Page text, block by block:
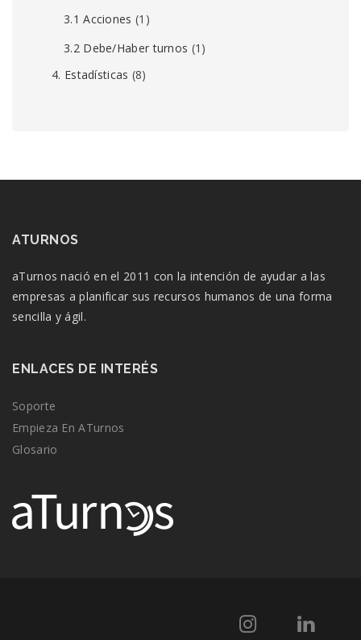
3.1 Acciones (1)
3.2 Debe/Haber turnos (1)
4. Estadísticas (8)
ATURNOS
aTurnos nació en el 2011 con la intención de ayudar a las
empresas a planificar sus recursos humanos de una forma
sencilla y ágil.
ENLACES DE INTERÉS
Soporte
Empieza En ATurnos
Glosario